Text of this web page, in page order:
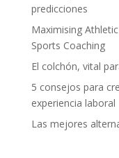
predicciones
Maximising
Sports Coaching
El colchón, vital
5 consejos para
experiencia laboral
Las mejores